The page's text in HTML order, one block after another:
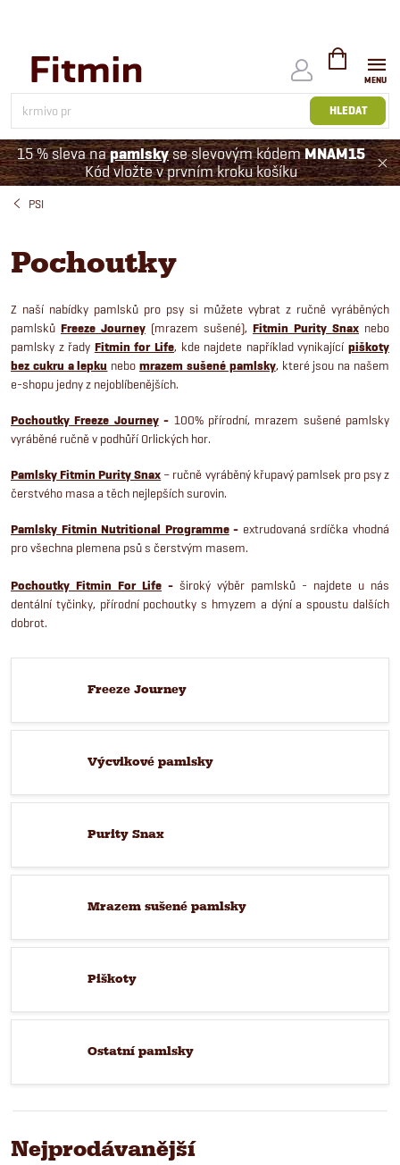
HLEDAT
NÁKUPNÍ
KOŠÍK
15 % sleva napamlskyse slevovým kódemMNAM15
Kód vložte v prvním kroku košíku
PSI
Pochoutky
Z naší nabídky pamlsků pro psy si můžete vybrat z ručně vyráběných
pamlsků Freeze Journey (mrazem sušené), Fitmin Purity Snax nebo
pamlsky z řady Fitmin for Life, kde najdete například vynikajícípiškoty
bez cukru a lepku nebomrazem sušené pamlsky, které jsou na našem
e-shopu jedny z nejoblíbenějších.
Pochoutky Freeze Journey- 100% přírodní, mrazem sušené pamlsky
vyráběné ručně v podhůří Orlických hor.
Pamlsky Fitmin Purity Snax – ručně vyráběný křupavý pamlsek pro psy z
čerstvého masa a těch nejlepších surovin.
Pamlsky Fitmin Nutritional Programme- extrudovaná srdíčka vhodná
pro všechna plemena psů s čerstvým masem.
Pochoutky Fitmin For Life - široký výběr pamlsků - najdete u nás
dentální tyčinky, přírodní pochoutky s hmyzem a dýní a spoustu dalších
dobrot.
Freeze Journey
Výcvikové pamlsky
Purity Snax
Mrazem sušené pamlsky
Piškoty
Ostatní pamlsky
Nejprodávanější